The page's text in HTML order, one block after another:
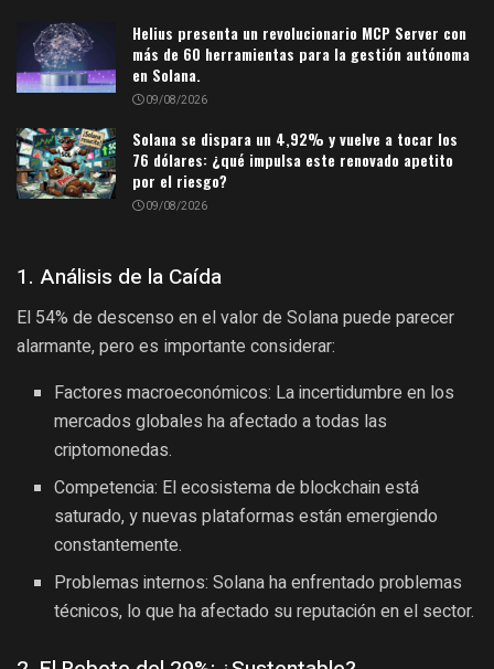
Helius presenta un revolucionario MCP Server con
más de 60 herramientas para la gestión autónoma
en Solana.
09/08/2026
Solana se dispara un 4,92% y vuelve a tocar los
76 dólares: ¿qué impulsa este renovado apetito
por el riesgo?
09/08/2026
1. Análisis de la Caída
El 54% de descenso en el valor de Solana puede parecer
alarmante, pero es importante considerar:
Factores macroeconómicos: La incertidumbre en los
mercados globales ha afectado a todas las
criptomonedas.
Competencia: El ecosistema de blockchain está
saturado, y nuevas plataformas están emergiendo
constantemente.
Problemas internos: Solana ha enfrentado problemas
técnicos, lo que ha afectado su reputación en el sector.